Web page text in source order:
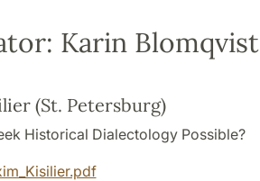
Karin Blomqvist
(St. Petersburg)
Historical Dialectology Possible?